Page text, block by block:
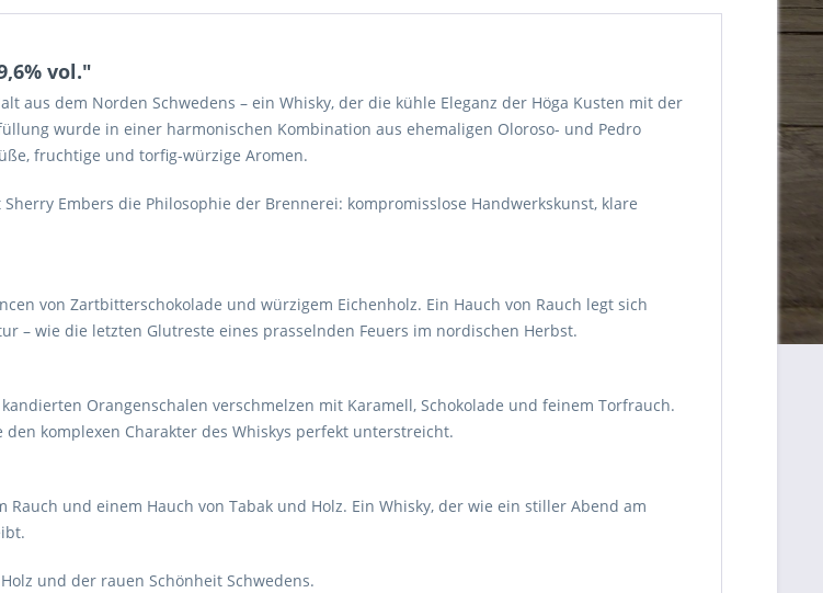
vol."
aus dem Norden Schwedens – ein Whisky, der die kühle Eleganz der Höga Kusten mit der
wurde in einer harmonischen Kombination aus ehemaligen Oloroso- und Pedro
fruchtige und torfig-würzige Aromen.
Embers die Philosophie der Brennerei: kompromisslose Handwerkskunst, klare
von Zartbitterschokolade und würzigem Eichenholz. Ein Hauch von Rauch legt sich
– wie die letzten Glutreste eines prasselnden Feuers im nordischen Herbst.
Orangenschalen verschmelzen mit Karamell, Schokolade und feinem Torfrauch.
komplexen Charakter des Whiskys perfekt unterstreicht.
und einem Hauch von Tabak und Holz. Ein Whisky, der wie ein stiller Abend am
und der rauen Schönheit Schwedens.